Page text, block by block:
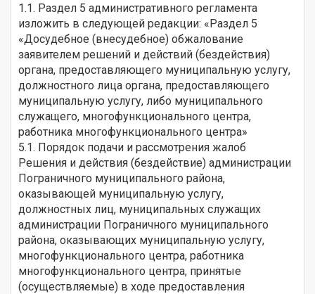
1.1. Раздел 5 административного регламента
изложить в следующей редакции: «Раздел 5
«Досудебное (внесудебное) обжалование
заявителем решений и действий (бездействия)
органа, предоставляющего муниципальную услугу,
должностного лица органа, предоставляющего
муниципальную услугу, либо муниципального
служащего, многофункционального центра,
работника многофункционального центра»
5.1. Порядок подачи и рассмотрения жалоб
Решения и действия (бездействие) администрации
Пограничного муниципального района,
оказывающей муниципальную услугу,
должностных лиц, муниципальных служащих
администрации Пограничного муниципального
района, оказывающих муниципальную услугу,
многофункционального центра, работника
многофункционального центра, принятые
(осуществляемые) в ходе предоставления